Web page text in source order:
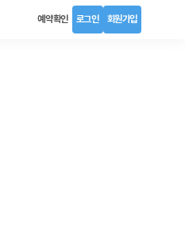
예약확인 로그인 회원가입